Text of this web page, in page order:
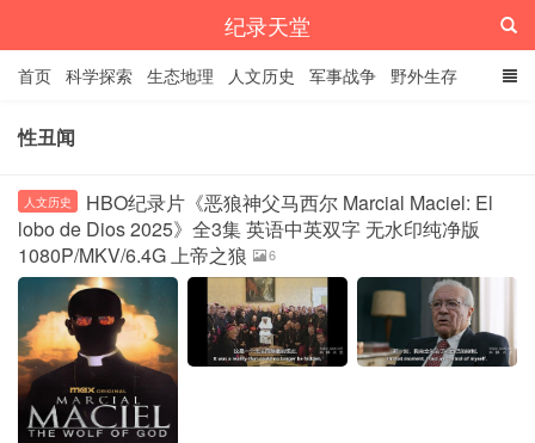
纪录天堂
首页 科学探索 生态地理 人文历史 军事战争 野外生存
经典纪录
性丑闻
人文历史
HBO纪录片《恶狼神父马西尔 Marcial Maciel: El
lobo de Dios 2025》全3集 英语中英双字 无水印纯净版
1080P/MKV/6.4G 上帝之狼
6